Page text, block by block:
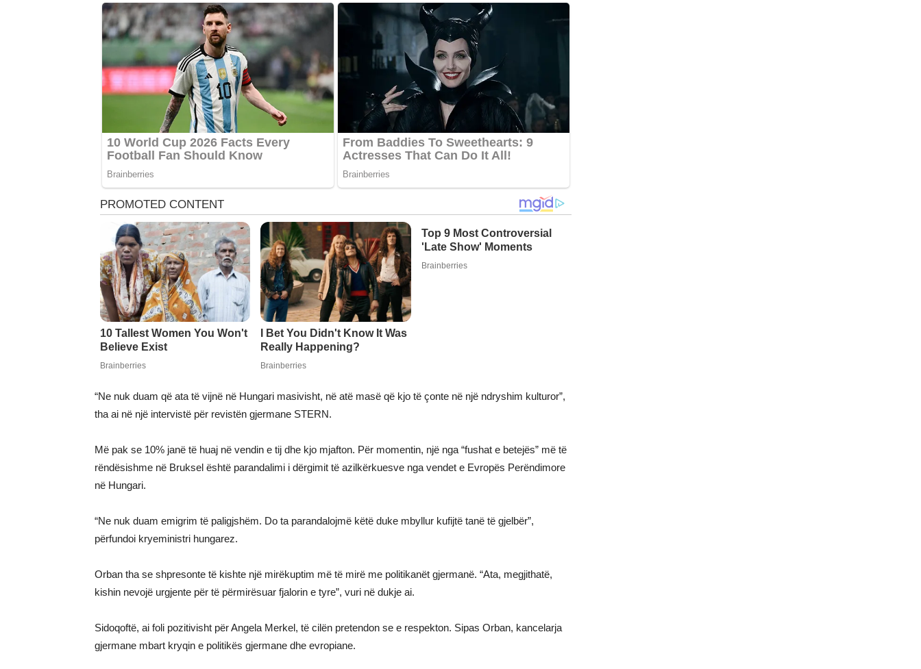
“Ne nuk duam që ata të vijnë në Hungari masivisht, në atë masë që kjo të çonte në një ndryshim kulturor”,
tha ai në një intervistë për revistën gjermane STERN.
Më pak se 10% janë të huaj në vendin e tij dhe kjo mjafton. Për momentin, një nga “fushat e betejës” më të
rëndësishme në Bruksel është parandalimi i dërgimit të azilkërkuesve nga vendet e Evropës Perëndimore
në Hungari.
“Ne nuk duam emigrim të paligjshëm. Do ta parandalojmë këtë duke mbyllur kufijtë tanë të gjelbër”,
përfundoi kryeministri hungarez.
Orban tha se shpresonte të kishte një mirëkuptim më të mirë me politikanët gjermanë. “Ata, megjithatë,
kishin nevojë urgjente për të përmirësuar fjalorin e tyre”, vuri në dukje ai.
Sidoqoftë, ai foli pozitivisht për Angela Merkel, të cilën pretendon se e respekton. Sipas Orban, kancelarja
gjermane mbart kryqin e politikës gjermane dhe evropiane.